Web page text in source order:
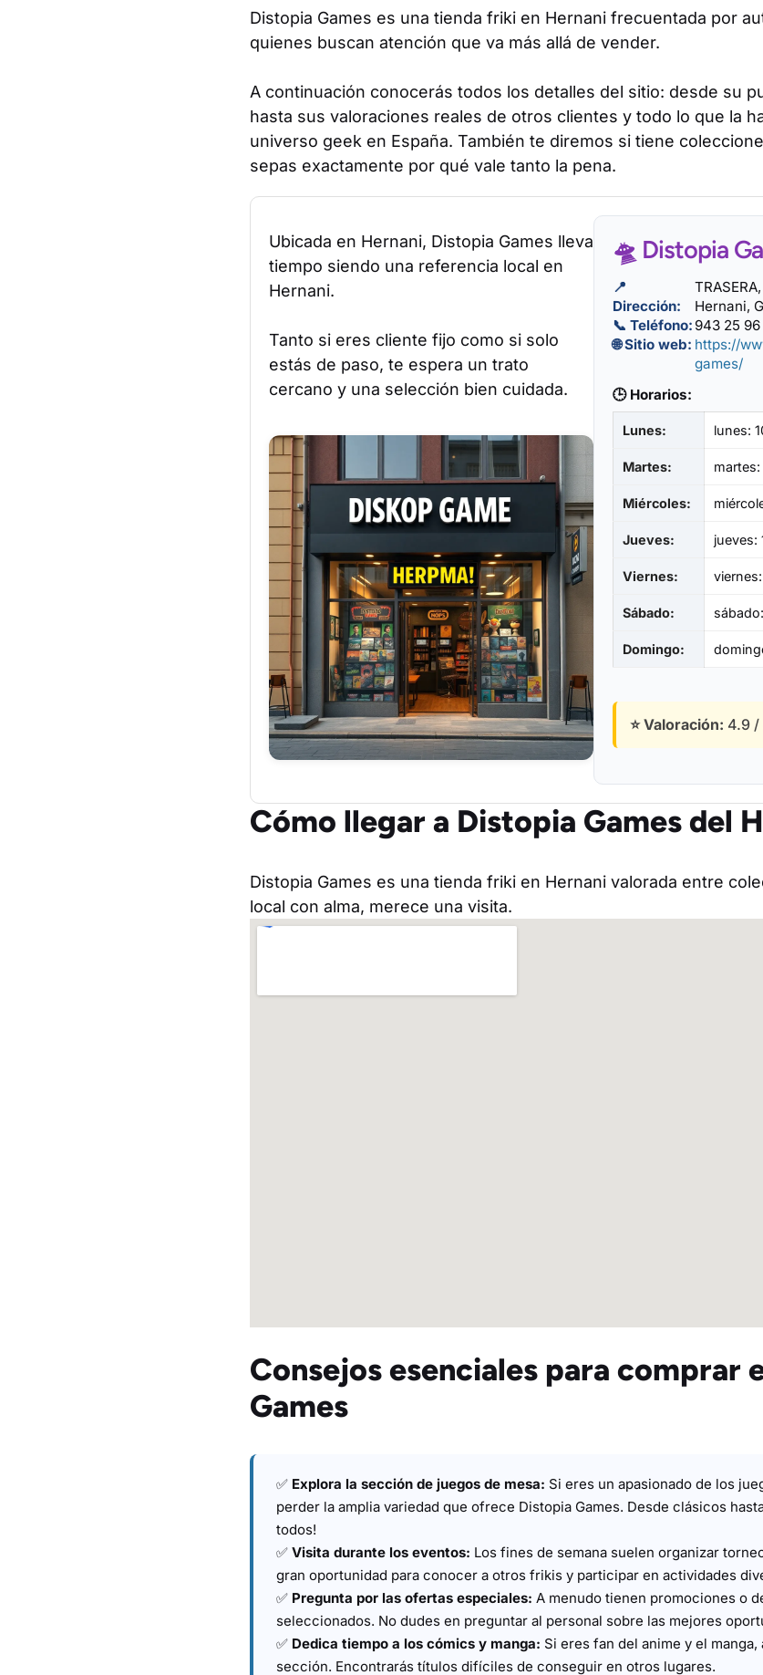
Distopia Games es una tienda friki en Hernani frecuentada por
quienes buscan atención que va más allá de vender.
A continuación conocerás todos los detalles del sitio: desde su
hasta sus valoraciones reales de otros clientes y todo lo que la
universo geek en España. También te diremos si tiene
sepas exactamente por qué vale tanto la pena.
Ubicada en Hernani, Distopia Games lleva
tiempo siendo una referencia local en
Hernani.
Tanto si eres cliente fijo como si solo
estás de paso, te espera un trato
cercano y una selección bien cuidada.
🛸 Distopia
📍
Dirección:
Hernani,
📞 Teléfono: 943 25
🌐 Sitio web: https://
games/
🕒 Horarios:
Lunes: lunes:
Martes: martes:
Miércoles:
Jueves: jueves:
Viernes:
Sábado:
Domingo:
⭐ Valoración: 4.9 /
Cómo llegar a Distopia Games del
Distopia Games es una tienda friki en Hernani valorada entre
local con alma, merece una visita.
Consejos esenciales para comprar
Games
✅ Explora la sección de juegos de mesa: Si eres un apasionado de los
perder la amplia variedad que ofrece Distopia Games. Desde clásicos
todos!
✅ Visita durante los eventos: Los fines de semana suelen organizar
gran oportunidad para conocer a otros frikis y participar en actividades
✅ Pregunta por las ofertas especiales: A menudo tienen promociones o
seleccionados. No dudes en preguntar al personal sobre las mejores
✅ Dedica tiempo a los cómics y manga: Si eres fan del anime y el
sección. Encontrarás títulos difíciles de conseguir en otros lugares.